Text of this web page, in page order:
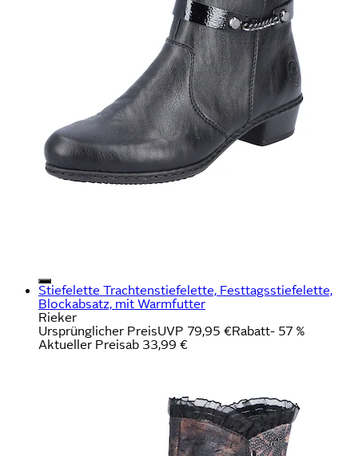
Stiefelette Trachtenstiefelette, Festtagsstiefelette,
Blockabsatz, mit Warmfutter
Rieker
Ursprünglicher PreisUVP 79,95 €Rabatt- 57 %
Aktueller Preisab 33,99 €